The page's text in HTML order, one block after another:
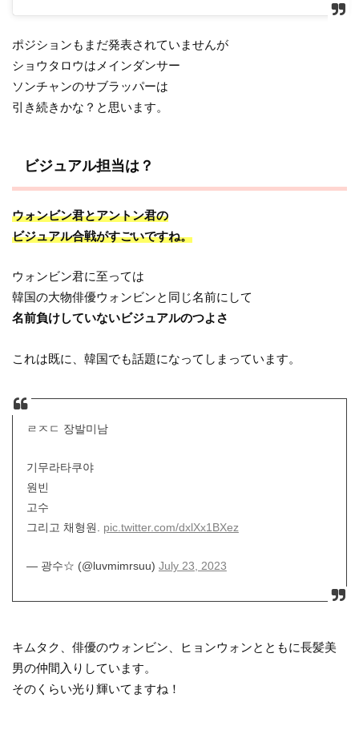
ポジションもまだ発表されていませんが
ショウタロウはメインダンサー
ソンチャンのサブラッパーは
引き続きかな？と思います。
ビジュアル担当は？
ウォンビン君とアントン君の
ビジュアル合戦がすごいですね。
ウォンビン君に至っては
韓国の大物俳優ウォンビンと同じ名前にして
名前負けしていないビジュアルのつよさ
これは既に、韓国でも話題になってしまっています。
ㄹㅈㄷ 장발미남
기무라타쿠야
원빈
고수
그리고 채형원. pic.twitter.com/dxlXx1BXez
— 광수☆ (@luvmimrsuu) July 23, 2023
キムタク、俳優のウォンビン、ヒョンウォンとともに長髪美
男の仲間入りしています。
そのくらい光り輝いてますね！